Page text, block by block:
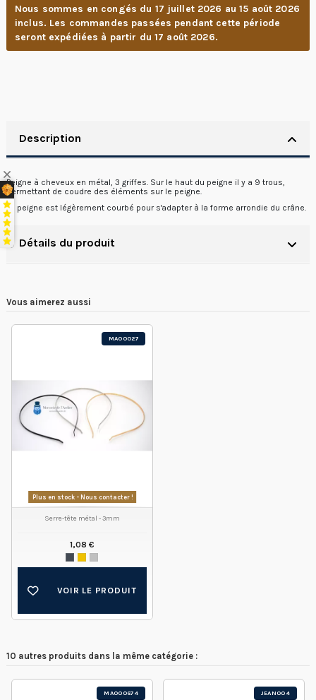
Nous sommes en congés du 17 juillet 2026 au 15 août 2026
inclus. Les commandes passées pendant cette période
seront expédiées à partir du 17 août 2026.
Description
Peigne à cheveux en métal, 3 griffes. Sur le haut du peigne il y a 9 trous,
permettant de coudre des éléments sur le peigne.
Le peigne est légèrement courbé pour s'adapter à la forme arrondie du crâne.
Détails du produit
Vous aimerez aussi
MA00027
Plus en stock - Nous contacter !
Serre-tête métal - 3mm
1,08 €
VOIR LE PRODUIT
10 autres produits dans la même catégorie :
MA000674 JEAN004